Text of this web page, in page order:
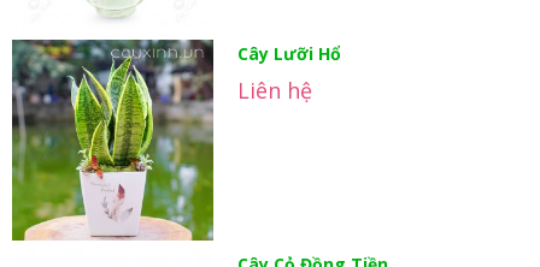
Cây Lưỡi Hổ
Liên hệ